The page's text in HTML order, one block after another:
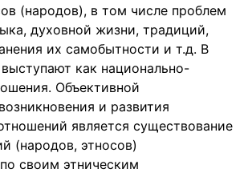
(народов), в том числе проблем
духовной жизни, традиций,
их самобытности и т.д. В
как национально-
Объективной
и развития
является существование
(народов, этносов)
своим этническим